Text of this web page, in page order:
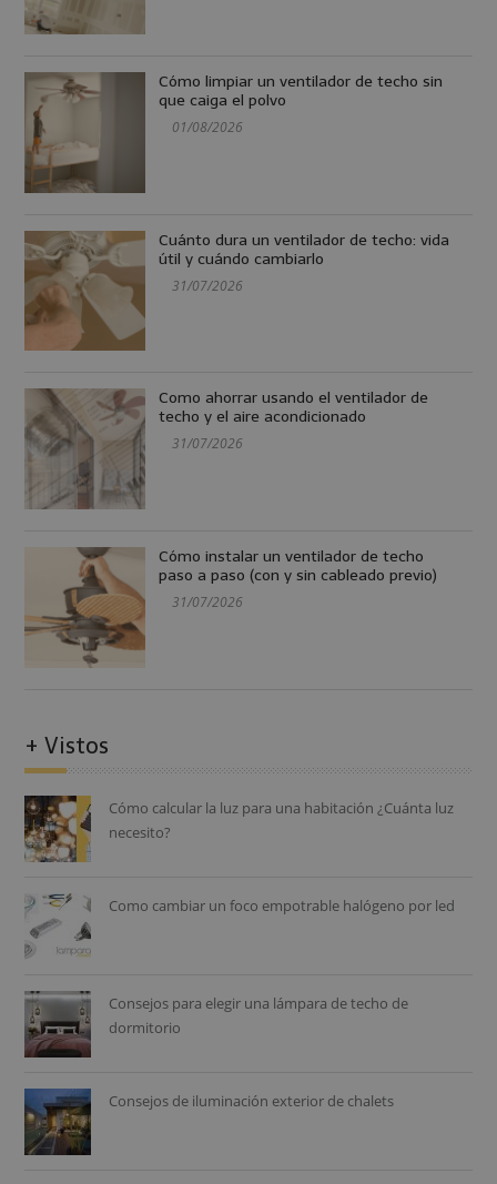
Cómo limpiar un ventilador de techo sin
que caiga el polvo
01/08/2026
Cuánto dura un ventilador de techo: vida
útil y cuándo cambiarlo
31/07/2026
Como ahorrar usando el ventilador de
techo y el aire acondicionado
31/07/2026
Cómo instalar un ventilador de techo
paso a paso (con y sin cableado previo)
31/07/2026
+ Vistos
Cómo calcular la luz para una habitación ¿Cuánta luz
necesito?
Como cambiar un foco empotrable halógeno por led
Consejos para elegir una lámpara de techo de
dormitorio
Consejos de iluminación exterior de chalets